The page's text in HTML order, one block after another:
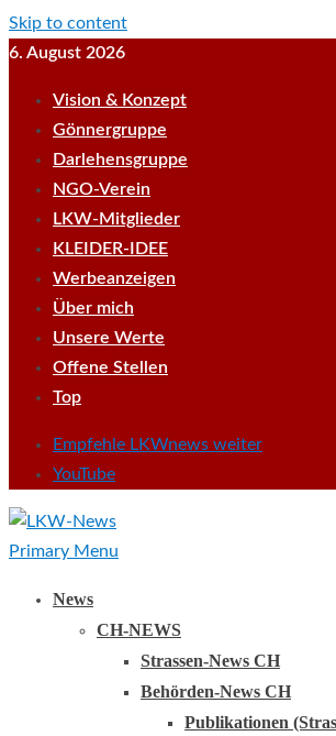
Skip to content
6. August 2026
Vision & Konzept
Gönnergruppe
Darlehensgruppe
NGO-Verein
LKW-Mitglieder
KLEIDER-IDEE
Werbeanzeigen
Über mich
Unsere Werte
Offene Stellen
Top
Empfehle LKWnews weiter
YouTube
Primary Menu
News
CH-NEWS
Strassen-News CH
Behörden-News CH
Publikationen